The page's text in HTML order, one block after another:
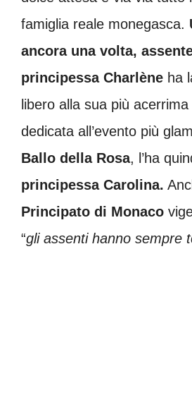
famiglia reale monegasca.
ancora una volta,
principessa Charlène ha
libero alla sua più
dedicata all’evento più
Ballo della Rosa, l’ha
principessa Carolina.
Principato di Monaco
“gli assenti hanno sempre